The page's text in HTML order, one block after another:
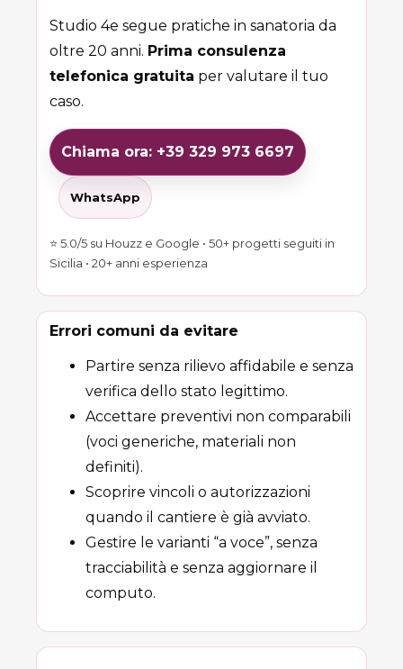
Studio 4e segue pratiche in sanatoria da
oltre 20 anni. Prima consulenza
telefonica gratuita per valutare il tuo
caso.
Chiama ora: +39 329 973 6697
WhatsApp
⭐ 5.0/5 su Houzz e Google • 50+ progetti seguiti in
Sicilia • 20+ anni esperienza
Errori comuni da evitare
Partire senza rilievo affidabile e senza
verifica dello stato legittimo.
Accettare preventivi non comparabili
(voci generiche, materiali non
definiti).
Scoprire vincoli o autorizzazioni
quando il cantiere è già avviato.
Gestire le varianti “a voce”, senza
tracciabilità e senza aggiornare il
computo.